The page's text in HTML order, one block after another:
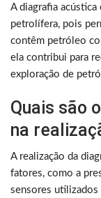
A diagrafia acústica
petrolífera, pois
contêm petróleo
ela contribui para
exploração de
Quais são
na
A realização da
fatores, como a
sensores utilizados